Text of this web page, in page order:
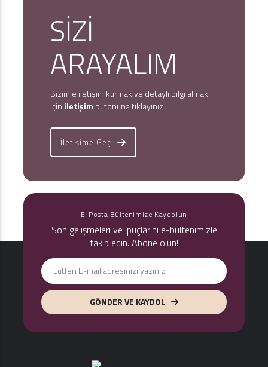
SİZİ
ARAYALIM
Bizimle iletişim kurmak ve detaylı bilgi almak
için iletişim butonuna tıklayınız.
İletişime Geç
E-Posta Bültenimize Kaydolun
Son gelişmeleri ve ipuçlarını e-bültenimizle
takip edin. Abone olun!
GÖNDER VE KAYDOL